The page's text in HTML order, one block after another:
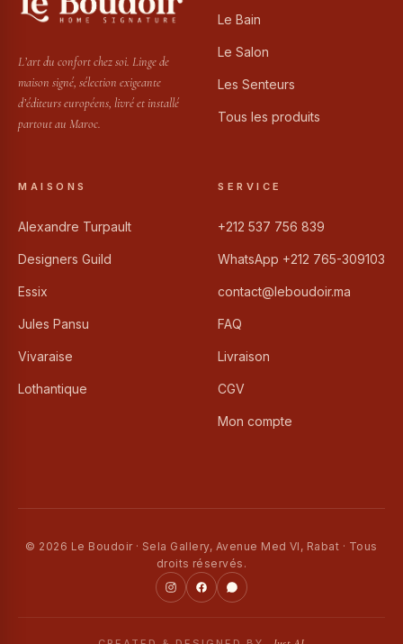
L’art du confort chez soi. Linge de
maison signé, sélection exigeante
d’éditeurs européens, livré et installé
partout au Maroc.
Le Bain
Le Salon
Les Senteurs
Tous les produits
MAISONS
Alexandre Turpault
Designers Guild
Essix
Jules Pansu
Vivaraise
Lothantique
SERVICE
+212 537 756 839
WhatsApp +212 765-309103
contact@leboudoir.ma
FAQ
Livraison
CGV
Mon compte
© 2026 Le Boudoir · Sela Gallery, Avenue Med VI, Rabat · Tous
droits réservés.